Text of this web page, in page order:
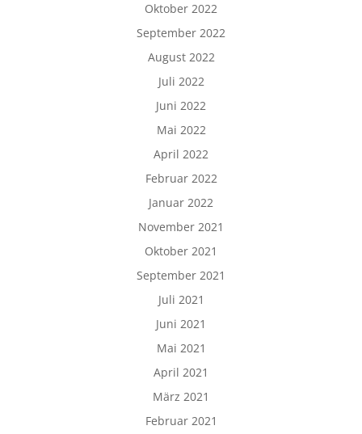
Oktober 2022
September 2022
August 2022
Juli 2022
Juni 2022
Mai 2022
April 2022
Februar 2022
Januar 2022
November 2021
Oktober 2021
September 2021
Juli 2021
Juni 2021
Mai 2021
April 2021
März 2021
Februar 2021